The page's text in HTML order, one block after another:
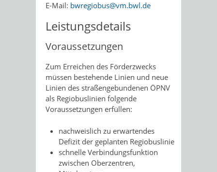
E-Mail: bwregiobus@vm.bwl.de
Leistungsdetails
Voraussetzungen
Zum Erreichen des Förderzwecks
müssen bestehende Linien und neue
Linien des straßengebundenen ÖPNV
als Regiobuslinien folgende
Voraussetzungen erfüllen:
nachweislich zu erwartendes
Defizit der geplanten Regiobuslinie
schnelle Verbindungsfunktion
zwischen Oberzentren,